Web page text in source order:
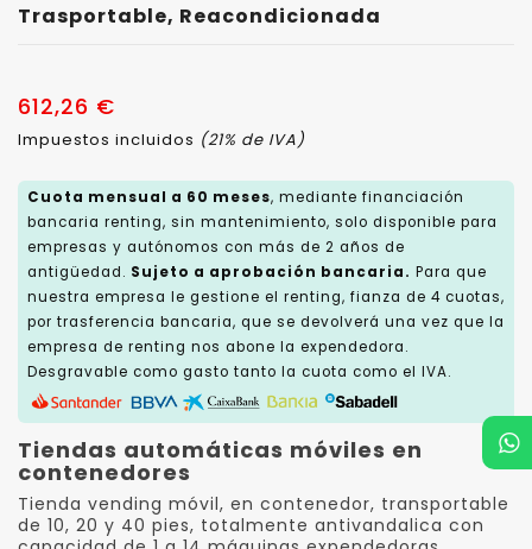
Trasportable, Reacondicionada
612,26 €
Impuestos incluidos (21% de IVA)
Cuota mensual a 60 meses, mediante financiación
bancaria renting, sin mantenimiento, solo disponible para
empresas y autónomos con más de 2 años de
antigüedad. Sujeto a aprobación bancaria. Para que
nuestra empresa le gestione el renting, fianza de 4 cuotas,
por trasferencia bancaria, que se devolverá una vez que la
empresa de renting nos abone la expendedora.
Desgravable como gasto tanto la cuota como el IVA.
Tiendas automáticas móviles en
contenedores
Tienda vending móvil, en contenedor, transportable
de 10, 20 y 40 pies, totalmente antivandalica con